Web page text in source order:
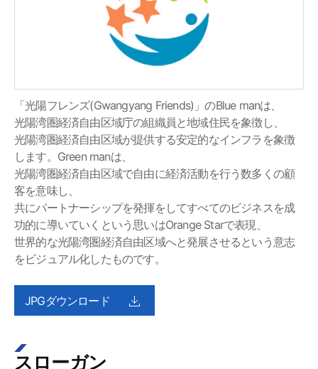
「光陽フレンズ(Gwangyang Friends)」のBlue manは、
光陽湾圏経済自由区域庁の組織員と地域住民を象徴し、
光陽湾圏経済自由区域が提供する安定的なインフラを象徴
します。Green manは、
光陽湾圏経済自由区域で自由に経済活動を行う数多くの顧
客を意味し、
共にパートナーシップを発揮をしてすべてのビジネスを成
功的に導いていくという思いはOrange Starで表現、
世界的な光陽湾圏経済自由区域へと発展させるという意志
をビジュアル化したものです。
JPGダウンロード
スローガン